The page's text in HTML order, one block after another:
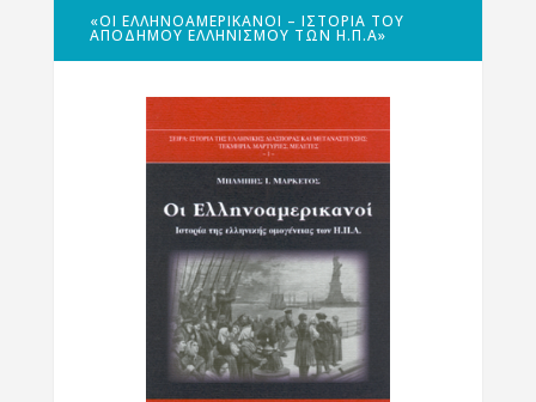
«ΟΙ ΕΛΛΗΝΟΑΜΕΡΙΚΑΝΟΊ – ΙΣΤΟΡΊΑ ΤΟΥ
ΑΠΌΔΗΜΟΥ ΕΛΛΗΝΙΣΜΟΎ ΤΩΝ Η.Π.Α»